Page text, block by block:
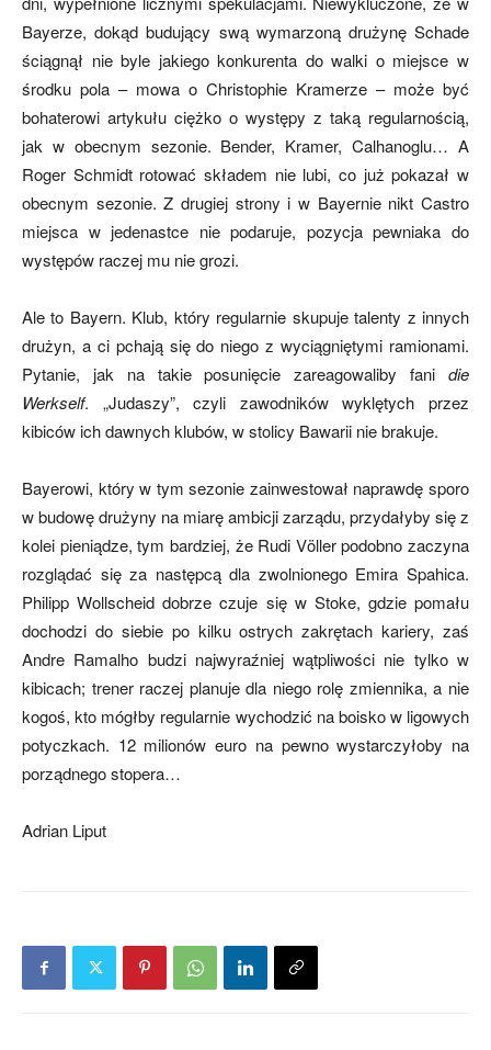
Bayerze, dokąd budujący swą wymarzoną drużynę Schade
ściągnął nie byle jakiego konkurenta do walki o miejsce w
środku pola – mowa o Christophie Kramerze – może być
bohaterowi artykułu ciężko o występy z taką regularnością,
jak w obecnym sezonie. Bender, Kramer, Calhanoglu… A
Roger Schmidt rotować składem nie lubi, co już pokazał w
obecnym sezonie. Z drugiej strony i w Bayernie nikt Castro
miejsca w jedenastce nie podaruje, pozycja pewniaka do
występów raczej mu nie grozi.
Ale to Bayern. Klub, który regularnie skupuje talenty z innych
drużyn, a ci pchają się do niego z wyciągniętymi ramionami.
Pytanie, jak na takie posunięcie zareagowaliby fani die
Werkself. „Judaszy”, czyli zawodników wyklętych przez
kibiców ich dawnych klubów, w stolicy Bawarii nie brakuje.
Bayerowi, który w tym sezonie zainwestował naprawdę sporo
w budowę drużyny na miarę ambicji zarządu, przydałyby się z
kolei pieniądze, tym bardziej, że Rudi Völler podobno zaczyna
rozglądać się za następcą dla zwolnionego Emira Spahica.
Philipp Wollscheid dobrze czuje się w Stoke, gdzie pomału
dochodzi do siebie po kilku ostrych zakrętach kariery, zaś
Andre Ramalho budzi najwyraźniej wątpliwości nie tylko w
kibicach; trener raczej planuje dla niego rolę zmiennika, a nie
kogoś, kto mógłby regularnie wychodzić na boisko w ligowych
potyczkach. 12 milionów euro na pewno wystarczyłoby na
porządnego stopera…
Adrian Liput